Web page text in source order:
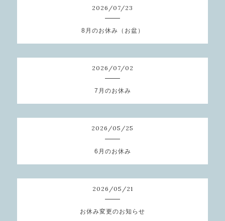
2026 /07/23
8月のお休み（お盆）
2026 /07/02
7月のお休み
2026 /05 /25
6月のお休み
2026 /05 /21
お休み変更のお知らせ